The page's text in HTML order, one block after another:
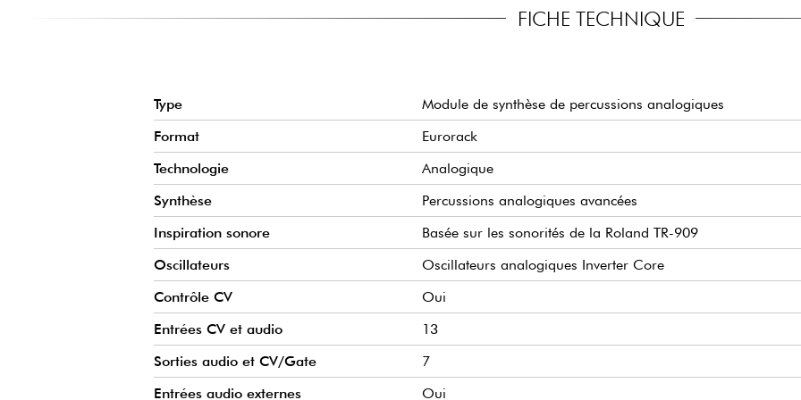
Ces circuits constituent le cœur de son identité sonore et permettent de produire des
formes d’onde riches, dynamiques et particulièrement adaptées au sound design
Avec ses 13 entrées de modulation et audio, le Mutant Machine s’intègre parfaitement
dans les systèmes Eurorack complexes. Vous pouvez piloter de nombreux paramètres
en temps réel afin de créer des percussions évolutives, des séquences organiques ou
des textures sonores en constante transformation.
FONCTION WAVE SCANNER POUR DES TIMBRES ÉVOLUTIFS
La fonction Wave Scanner permet d’explorer différentes formes d’onde et de créer des
variations timbrales particulièrement riches. Cette technologie ouvre de nouvelles
À QUI EST DESTINÉ
Aux producteurs de
traditionnels.
Aux performers live
Aux passionnés de
originale et créative à
FICHE TECHNIQUE
Type
Module de synthèse de percussions analogiques
Format
Eurorack
Technologie
Analogique
Synthèse
Percussions analogiques avancées
Inspiration sonore
Basée sur les sonorités de la Roland TR-909
Oscillateurs
Oscillateurs analogiques Inverter Core
Contrôle CV
Oui
Entrées CV et audio
13
Sorties audio et CV/Gate
7
Entrées audio externes
Oui